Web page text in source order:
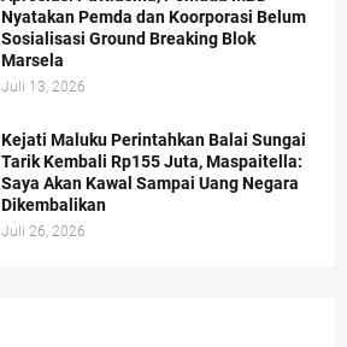
Nyatakan Pemda dan Koorporasi Belum
Sosialisasi Ground Breaking Blok
Marsela
Juli 13, 2026
Kejati Maluku Perintahkan Balai Sungai
Tarik Kembali Rp155 Juta, Maspaitella:
Saya Akan Kawal Sampai Uang Negara
Dikembalikan
Juli 26, 2026